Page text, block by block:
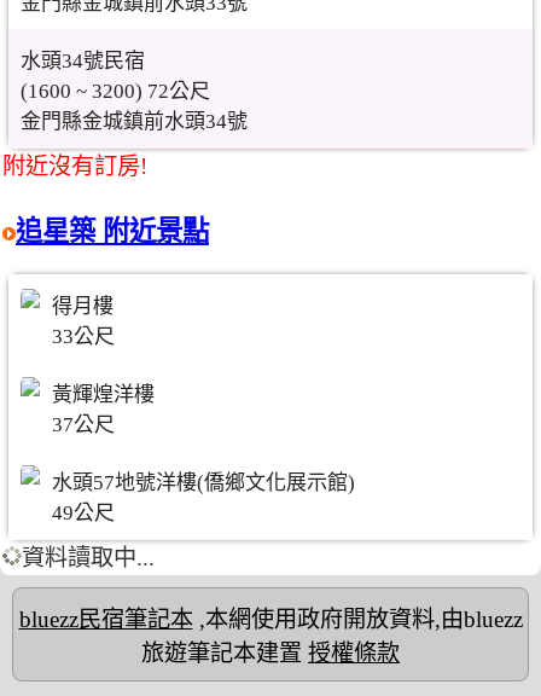
水頭34號民宿
(1600 ~ 3200) 72公尺
金門縣金城鎮前水頭34號
附近沒有訂房!
追星築 附近景點
得月樓
33公尺
黃輝煌洋樓
37公尺
水頭57地號洋樓(僑鄉文化展示館)
49公尺
資料讀取中...
bluezz民宿筆記本,本網使用政府開放資料,由bluezz
旅遊筆記本建置 授權條款